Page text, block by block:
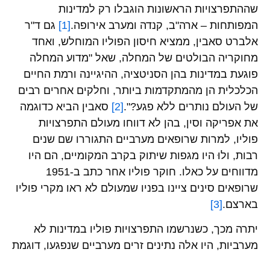
שההתפרצויות הראשונות הוגבלו רק למדינות
המפותחות – ארה"ב, קנדה ומערב אירופה.[1]
גם ד"ר
אלברט סאבין, ממציא חיסון הפוליו המוחלש, ואחד
מחוקריה הבולטים של המחלה, שאל "מדוע המחלה
פוגעת במדינות בהן הסניטציה, ההיגיינה ורמת החיים
הכלכלית הן מהמתקדמות ביותר, וחלקים אחרים רבים
של העולם נותרים ללא פגע?".[2]
סאבין הביא כדוגמה
את אפריקה וסין, בהן לא דווחו מעולם התפרצויות
פוליו, למרות שרופאים מערביים התגוררו שם שנים
רבות, ולוּ היו מגפות שיתוק בקרב המקומיים, הם היו
מדווחים על כאלו. חוקר פוליו אחר כתב ב-1951
שרופאים סינים ציינו בפניו שמעולם לא ראו מקרי פוליו
בארצם.[3]
יתרה מכך, כשנרשמו התפרצויות פוליו במדינות לא
מערביות, היו אלה נתינים זרים מערביים שנפגעו, דוגמת